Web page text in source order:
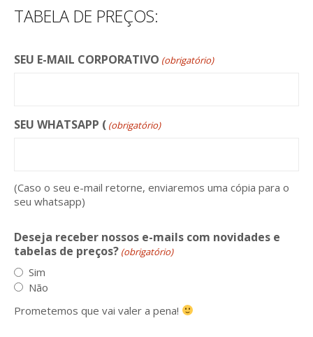
TABELA DE PREÇOS:
SEU E-MAIL CORPORATIVO (obrigatório)
SEU WHATSAPP ( (obrigatório)
(Caso o seu e-mail retorne, enviaremos uma cópia para o
seu whatsapp)
Deseja receber nossos e-mails com novidades e
tabelas de preços? (obrigatório)
Sim
Não
Prometemos que vai valer a pena!